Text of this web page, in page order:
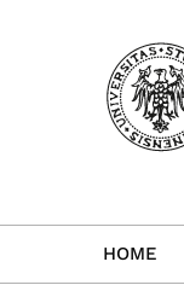
Passa
HOME